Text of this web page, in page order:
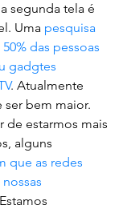
segunda tela é
Uma pesquisa
das pessoas
gadgtes
. Atualmente
ser bem maior.
de estarmos mais
alguns
que as redes